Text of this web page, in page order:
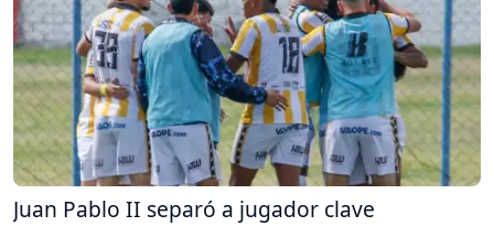
Juan Pablo II separó a jugador clave